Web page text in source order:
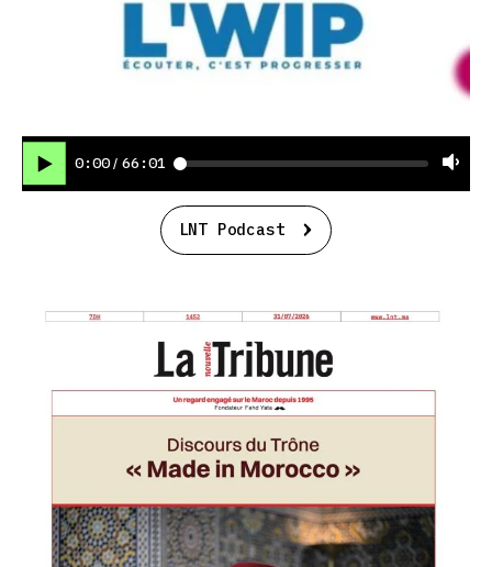
0:00 / 66:01
LNT Podcast